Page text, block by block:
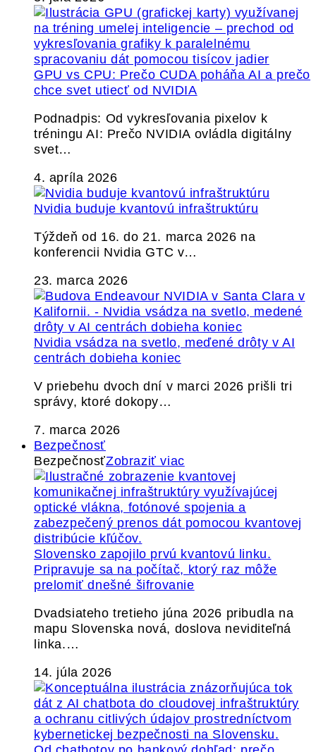
GPU vs CPU: Prečo CUDA poháňa AI a prečo
chce svet utiecť od NVIDIA
Podnadpis: Od vykresľovania pixelov k
tréningu AI: Prečo NVIDIA ovládla digitálny
svet…
4. apríla 2026
Nvidia buduje kvantovú infraštruktúru
Týždeň od 16. do 21. marca 2026 na
konferencii Nvidia GTC v…
23. marca 2026
Nvidia vsádza na svetlo, meďené drôty v AI
centrách dobieha koniec
V priebehu dvoch dní v marci 2026 prišli tri
správy, ktoré dokopy…
7. marca 2026
Bezpečnosť
BezpečnosťZobraziť viac
Slovensko zapojilo prvú kvantovú linku.
Pripravuje sa na počítač, ktorý raz môže
prelomiť dnešné šifrovanie
Dvadsiateho tretieho júna 2026 pribudla na
mapu Slovenska nová, doslova neviditeľná
linka.…
14. júla 2026